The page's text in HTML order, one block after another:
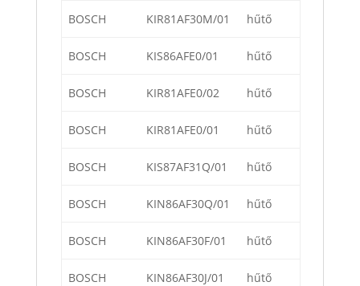
BOSCH KIR81AF30M/01 hűtő
BOSCH KIS86AFE0/01 hűtő
BOSCH KIR81AFE0/02 hűtő
BOSCH KIR81AFE0/01 hűtő
BOSCH KIS87AF31Q/01 hűtő
BOSCH KIN86AF30Q/01 hűtő
BOSCH KIN86AF30F/01 hűtő
BOSCH KIN86AF30J/01 hűtő